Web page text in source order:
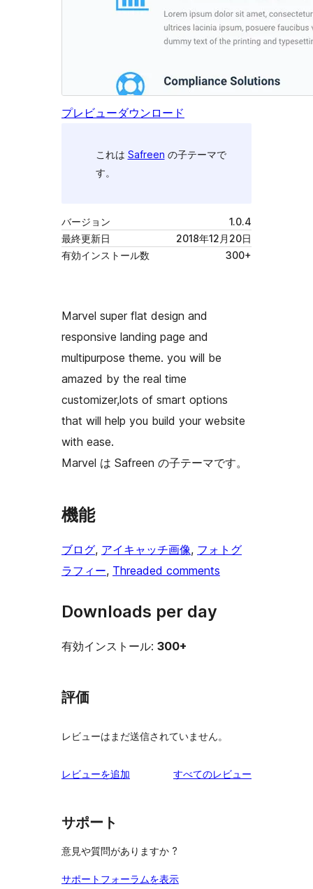
プレビューダウンロード
これは Safreen の子テーマで
す。
バージョン
1.0.4
最終更新日
2018年12月20日
有効インストール数
300+
Marvel super flat design and
responsive landing page and
multipurpose theme. you will be
amazed by the real time
customizer,lots of smart options
that will help you build your website
with ease.
Marvel は Safreen の子テーマです。
機能
ブログ, アイキャッチ画像, フォトグ
ラフィー, Threaded comments
Downloads per day
有効インストール: 300+
評価
レビューはまだ送信されていません。
レビューを追加 すべてのレビュー
サポート
意見や質問がありますか ?
サポートフォーラムを表示